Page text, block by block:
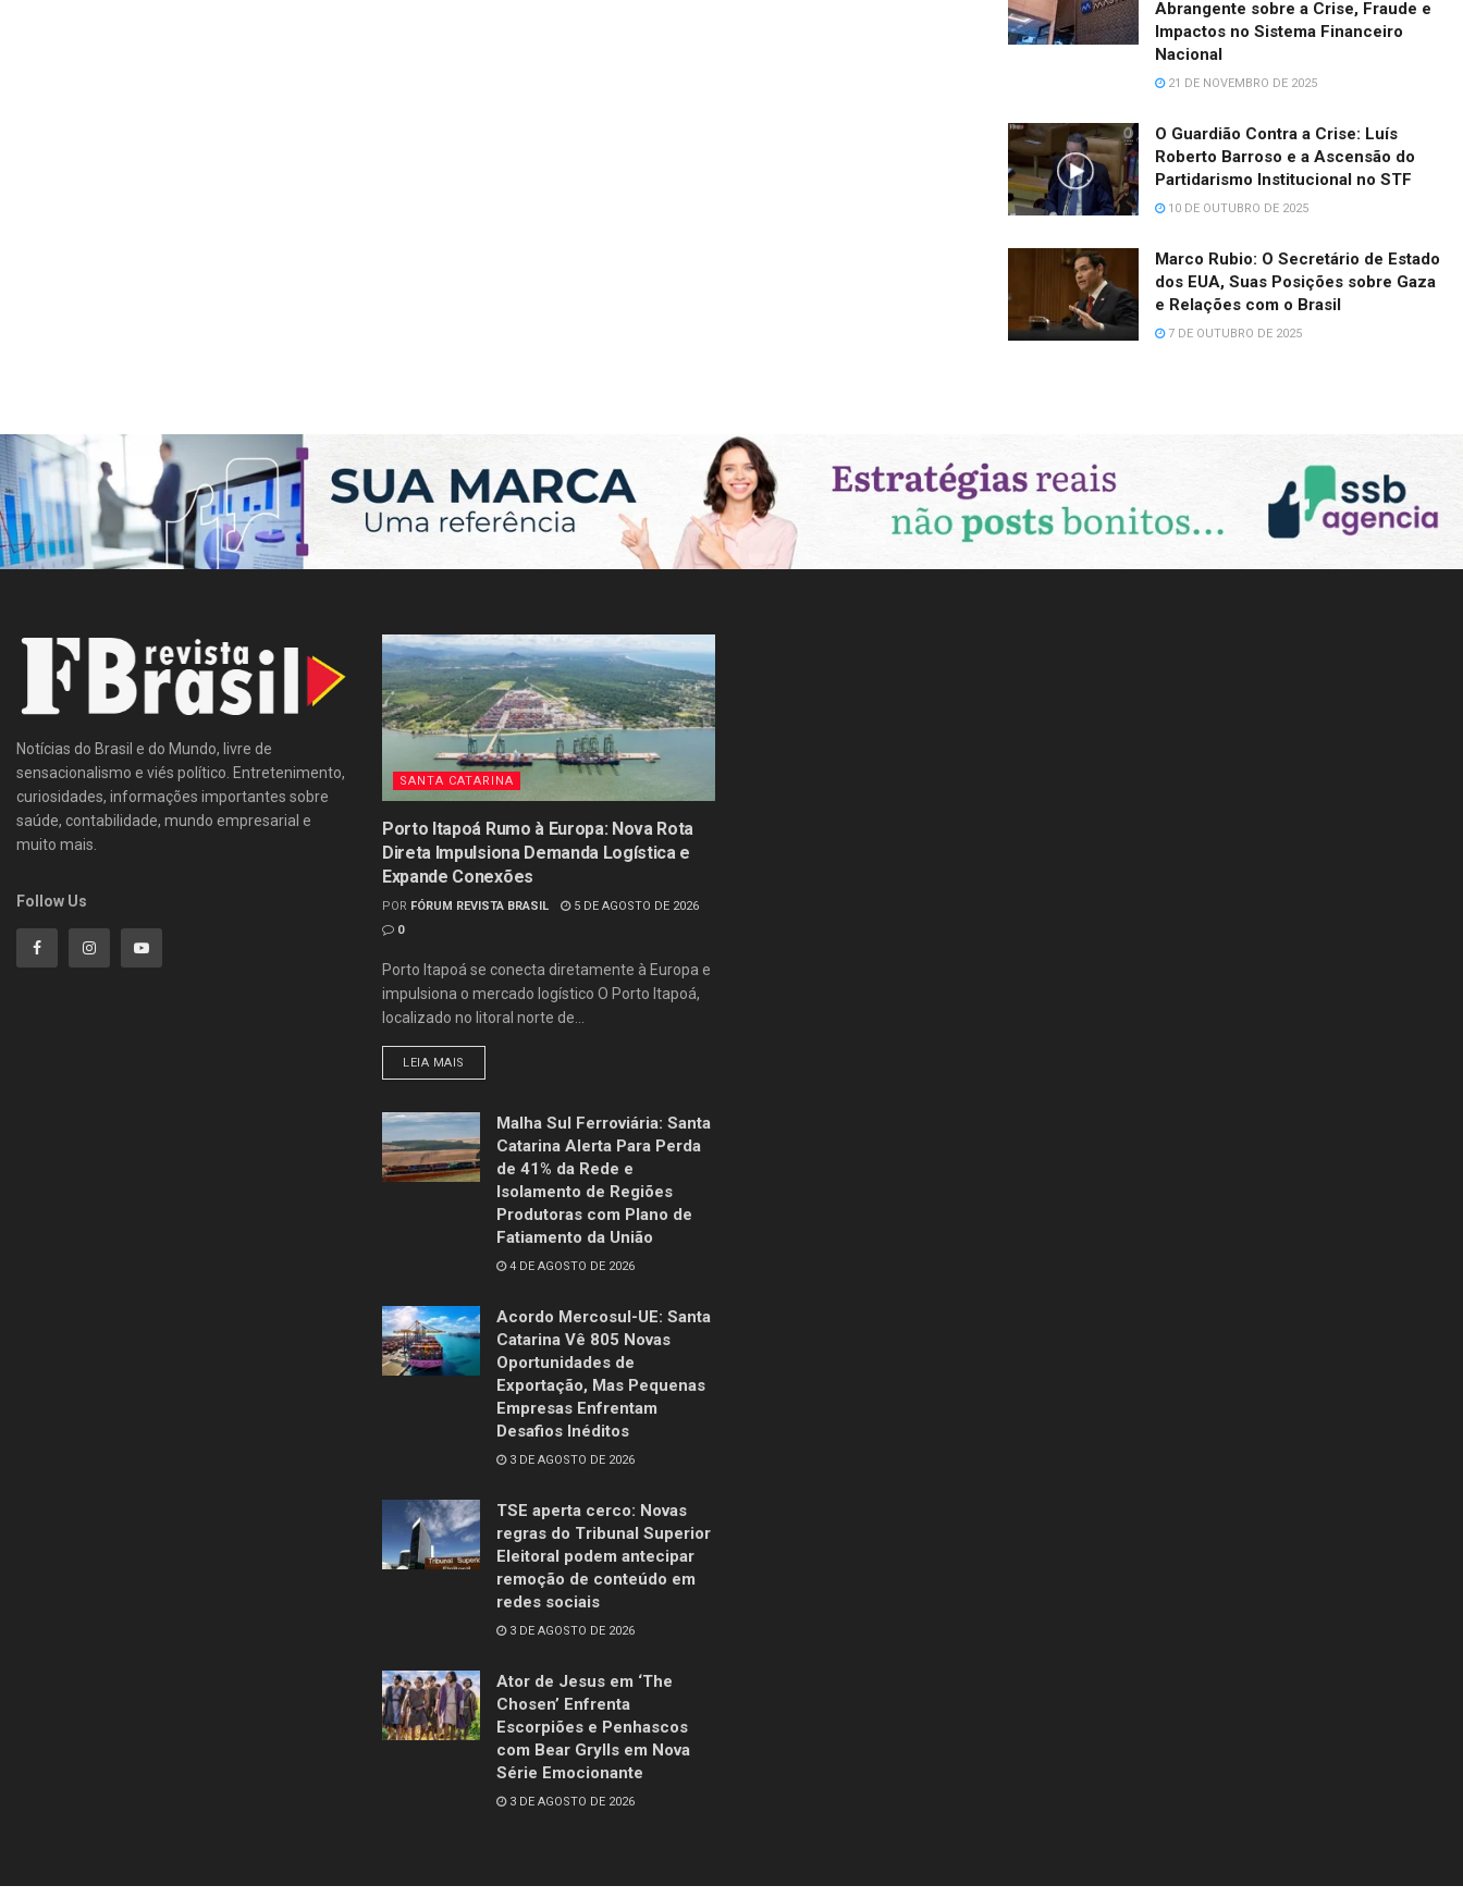
Abrangente sobre a Crise, Fraude e
Impactos no Sistema Financeiro
Nacional
21 DE NOVEMBRO DE 2025
O Guardião Contra a Crise: Luís
Roberto Barroso e a Ascensão do
Partidarismo Institucional no STF
10 DE OUTUBRO DE 2025
Marco Rubio: O Secretário de Estado
dos EUA, Suas Posições sobre Gaza
e Relações com o Brasil
7 DE OUTUBRO DE 2025
Notícias do Brasil e do Mundo, livre de
sensacionalismo e viés político. Entretenimento,
curiosidades, informações importantes sobre
saúde, contabilidade, mundo empresarial e
muito mais.
Follow Us
SANTA CATARINA
Porto Itapoá Rumo à Europa: Nova Rota
Direta Impulsiona Demanda Logística e
Expande Conexões
POR FÓRUM REVISTA BRASIL
5 DE AGOSTO DE 2026
0
Porto Itapoá se conecta diretamente à Europa e
impulsiona o mercado logístico O Porto Itapoá,
localizado no litoral norte de...
LEIA MAIS
Malha Sul Ferroviária: Santa
Catarina Alerta Para Perda
de 41% da Rede e
Isolamento de Regiões
Produtoras com Plano de
Fatiamento da União
4 DE AGOSTO DE 2026
Acordo Mercosul-UE: Santa
Catarina Vê 805 Novas
Oportunidades de
Exportação, Mas Pequenas
Empresas Enfrentam
Desafios Inéditos
3 DE AGOSTO DE 2026
TSE aperta cerco: Novas
regras do Tribunal Superior
Eleitoral podem antecipar
remoção de conteúdo em
redes sociais
3 DE AGOSTO DE 2026
Ator de Jesus em ‘The
Chosen’ Enfrenta
Escorpiões e Penhascos
com Bear Grylls em Nova
Série Emocionante
3 DE AGOSTO DE 2026